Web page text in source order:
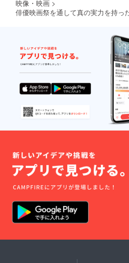
映像・映画 >
俳優映画祭を通して真の実力を持っ